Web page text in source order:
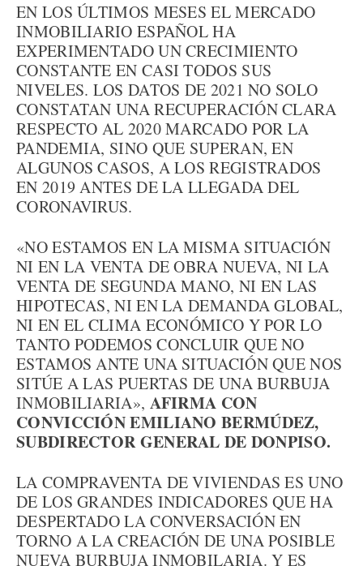
EN LOS ÚLTIMOS MESES EL MERCADO
INMOBILIARIO ESPAÑOL HA
EXPERIMENTADO UN CRECIMIENTO
CONSTANTE EN CASI TODOS SUS
NIVELES. LOS DATOS DE 2021 NO SOLO
CONSTATAN UNA RECUPERACIÓN CLARA
RESPECTO AL 2020 MARCADO POR LA
PANDEMIA, SINO QUE SUPERAN, EN
ALGUNOS CASOS, A LOS REGISTRADOS
EN 2019 ANTES DE LA LLEGADA DEL
CORONAVIRUS.
«NO ESTAMOS EN LA MISMA SITUACIÓN
NI EN LA VENTA DE OBRA NUEVA, NI LA
VENTA DE SEGUNDA MANO, NI EN LAS
HIPOTECAS, NI EN LA DEMANDA GLOBAL,
NI EN EL CLIMA ECONÓMICO Y POR LO
TANTO PODEMOS CONCLUIR QUE NO
ESTAMOS ANTE UNA SITUACIÓN QUE NOS
SITÚE A LAS PUERTAS DE UNA BURBUJA
INMOBILIARIA», AFIRMA CON
CONVICCIÓN EMILIANO BERMÚDEZ,
SUBDIRECTOR GENERAL DE DONPISO.
LA COMPRAVENTA DE VIVIENDAS ES UNO
DE LOS GRANDES INDICADORES QUE HA
DESPERTADO LA CONVERSACIÓN EN
TORNO A LA CREACIÓN DE UNA POSIBLE
NUEVA BURBUJA INMOBILARIA. Y ES